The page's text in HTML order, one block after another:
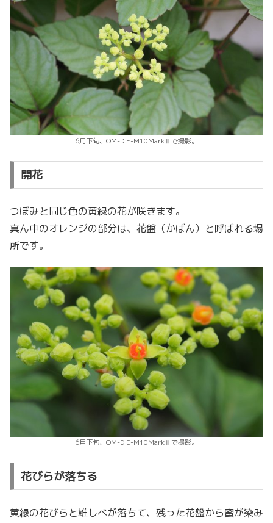
6月下旬、OM-D E-M10MarkⅡで撮影。
開花
つぼみと同じ色の黄緑の花が咲きます。
真ん中のオレンジの部分は、花盤（かばん）と呼ばれる場
所です。
6月下旬、OM-D E-M10MarkⅡで撮影。
花びらが落ちる
黄緑の花びらと雄しべが落ちて、残った花盤から蜜が染み